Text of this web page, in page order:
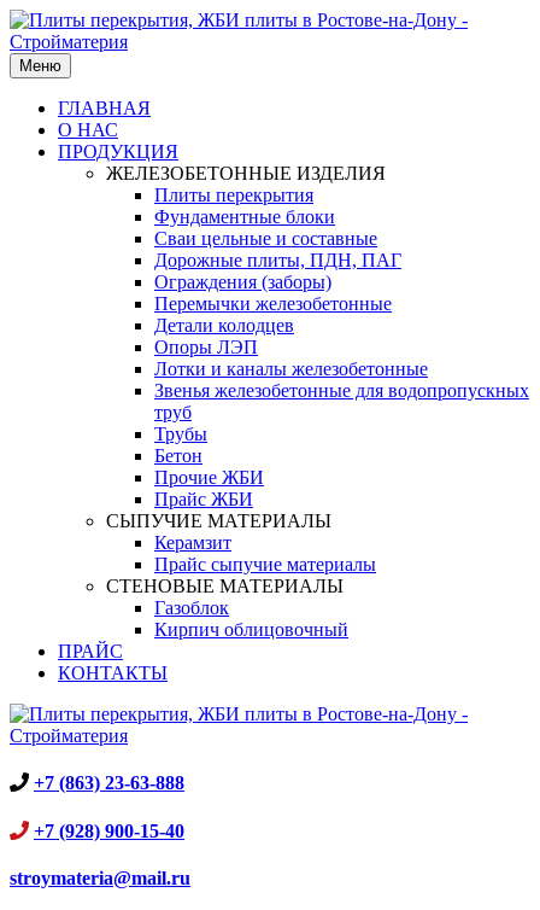
Меню
ГЛАВНАЯ
О НАС
ПРОДУКЦИЯ
ЖЕЛЕЗОБЕТОННЫЕ ИЗДЕЛИЯ
Плиты перекрытия
Фундаментные блоки
Сваи цельные и составные
Дорожные плиты, ПДН, ПАГ
Ограждения (заборы)
Перемычки железобетонные
Детали колодцев
Опоры ЛЭП
Лотки и каналы железобетонные
Звенья железобетонные для водопропускных
труб
Трубы
Бетон
Прочие ЖБИ
Прайс ЖБИ
СЫПУЧИЕ МАТЕРИАЛЫ
Керамзит
Прайс сыпучие материалы
СТЕНОВЫЕ МАТЕРИАЛЫ
Газоблок
Кирпич облицовочный
ПРАЙС
КОНТАКТЫ
+7 (863) 23-63-888
+7 (928) 900-15-40
stroymateria@mail.ru